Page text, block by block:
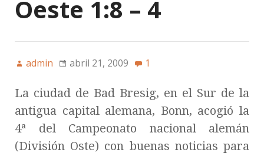
Oeste 1:8 – 4
admin abril 21, 2009 1
La ciudad de Bad Bresig, en el Sur de la
antigua capital alemana, Bonn, acogió la
4ª del Campeonato nacional alemán
(División Oste) con buenas noticias para